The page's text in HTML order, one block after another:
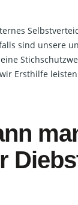
sind unsere
Ersthilfe